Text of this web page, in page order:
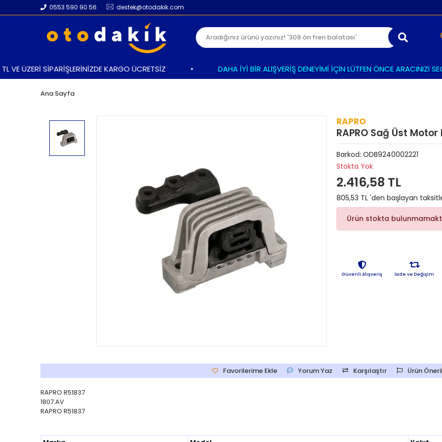
ÜZERİ SİPARİŞLERİNİZDE KARGO ÜCRETSİZ DAHA İYİ BİR ALIŞVERİŞ DENEYİMİ İÇİN LÜTFEN ÖNCE ARACINIZI
0553 590 90 56 destek@otodakik.com
Ana Sayfa
RAPRO
RAPRO Sağ Üst Motor
Barkod: ODB9240002221
Stokta Yok
2.416,58 TL
805,53 TL 'den başlayan
Ürün stokta
Güvenli Alışveriş İade ve Değişim
Favorilerime Ekle Yorum Yaz Karşılaştır Ürün
RAPRO R51837
1807.AV
RAPRO R51837